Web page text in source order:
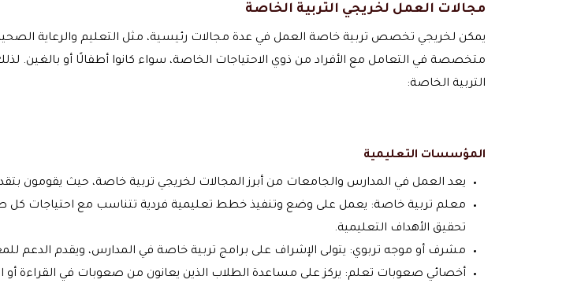
مجالات العمل لخريجي التربية الخاصة
يمكن لخريجي تخصص تربية خاصة العمل في عدة مجالات رئيسية، مثل التعليم والرعاية
متخصصة في التعامل مع الأفراد من ذوي الاحتياجات الخاصة، سواء كانوا أطفالًا أو
التربية الخاصة:
المؤسسات التعليمية
يعد العمل في المدارس والجامعات من أبرز المجالات لخريجي تربية خاصة، حيث يقومون
معلم تربية خاصة: يعمل على وضع وتنفيذ خطط تعليمية فردية تتناسب مع احتياجات كل
تحقيق الأهداف التعليمية.
مشرف أو موجه تربوي: يتولى الإشراف على برامج تربية خاصة في المدارس، ويقدم الدعم
أخصائي صعوبات تعلم: يركز على مساعدة الطلاب الذين يعانون من صعوبات في القراءة أو